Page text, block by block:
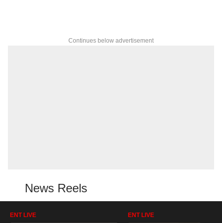
Continues below advertisement
News Reels
ENT LIVE ENT LIVE